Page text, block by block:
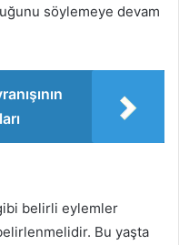
söylemeye devam
belirli eylemler
Bu yaşta